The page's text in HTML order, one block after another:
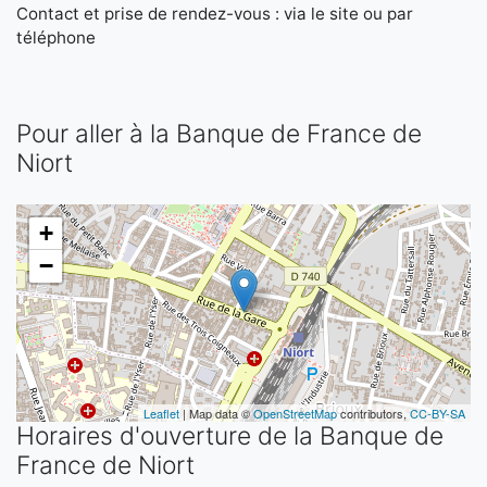
Contact et prise de rendez-vous : via le site ou par
téléphone
Pour aller à la Banque de France de
Niort
+
−
Leaflet | Map data ©OpenStreetMapcontributors, CC-BY-SA
Horaires d'ouverture de la Banque de
France de Niort